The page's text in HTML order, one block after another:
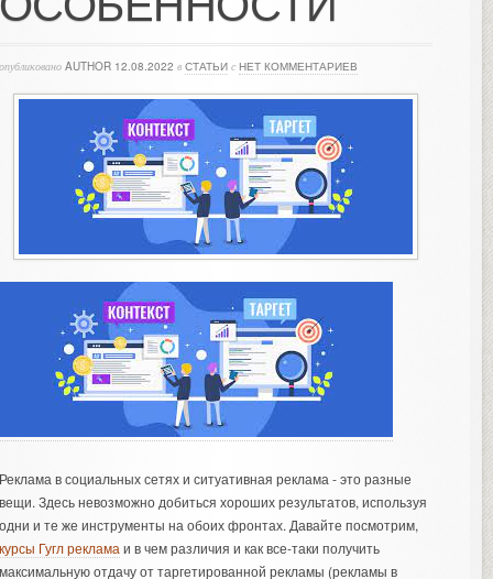
AUTHOR 12.08.2022 в СТАТЬИ с НЕТ КОММЕНТАРИЕВ
в социальных сетях и ситуативная реклама - это разные
Здесь невозможно добиться хороших результатов, используя
и те же инструменты на обоих фронтах. Давайте посмотрим,
Гугл реклама и в чем различия и как все-таки получить
отдачу от таргетированной рекламы (рекламы в